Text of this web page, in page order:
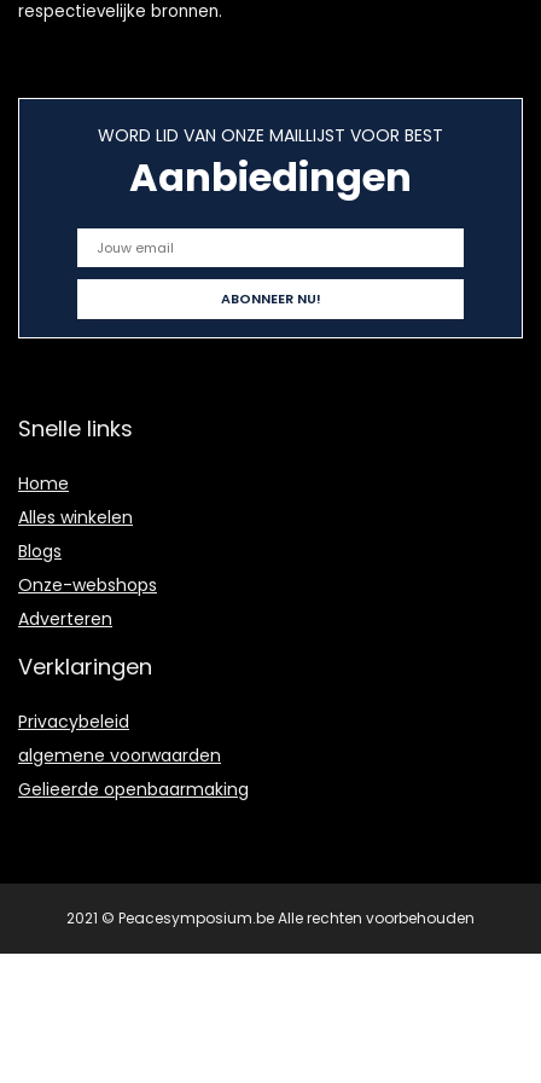
respectievelijke bronnen.
WORD LID VAN ONZE MAILLIJST VOOR BEST
Aanbiedingen
Snelle links
Home
Alles winkelen
Blogs
Onze-webshops
Adverteren
Verklaringen
Privacybeleid
algemene voorwaarden
Gelieerde openbaarmaking
2021 © Peacesymposium.be Alle rechten voorbehouden